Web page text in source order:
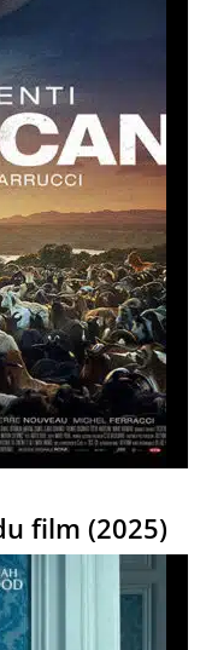
film (2025)